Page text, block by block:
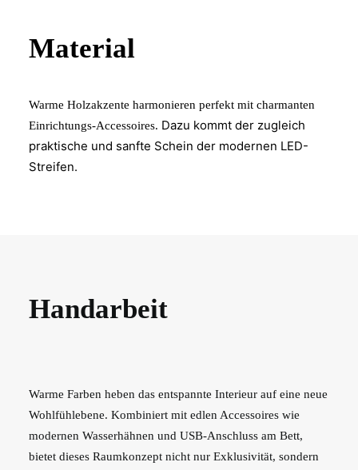
Material
Warme Holzakzente harmonieren perfekt mit charmanten
Einrichtungs-Accessoires. Dazu kommt der zugleich
praktische und sanfte Schein der modernen LED-
Streifen.
Handarbeit
Warme Farben heben das entspannte Interieur auf eine neue
Wohlfühlebene. Kombiniert mit edlen Accessoires wie
modernen Wasserhähnen und USB-Anschluss am Bett,
bietet dieses Raumkonzept nicht nur Exklusivität, sondern